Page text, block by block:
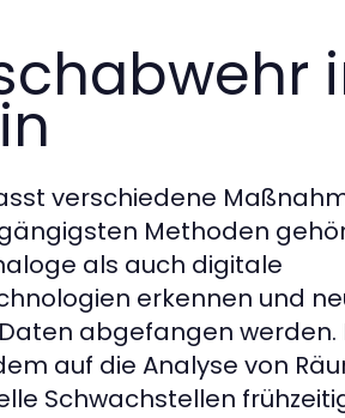
verschiedene
Methoden
als auch digitale
erkennen und
abgefangen werden.
auf die Analyse von
Schwachstellen